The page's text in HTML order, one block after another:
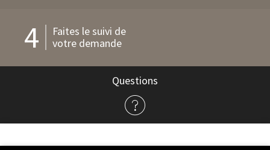
4
Faites le suivi de
votre demande
Questions
l'admission